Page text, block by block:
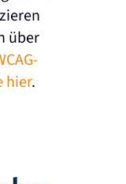
über
hier.